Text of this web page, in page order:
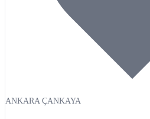
ANKARA ÇANKAYA